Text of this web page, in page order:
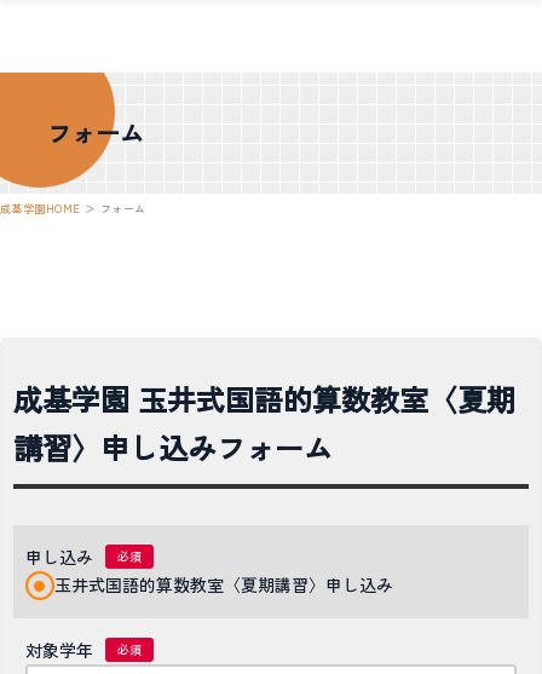
フォーム
成基学園HOME ＞ フォーム
成基学園 玉井式国語的算数教室〈夏期
講習〉申し込みフォーム
申し込み
玉井式国語的算数教室〈夏期講習〉申し込み
対象学年